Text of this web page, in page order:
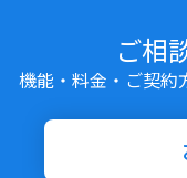
ご相
機能・料金・ご契約